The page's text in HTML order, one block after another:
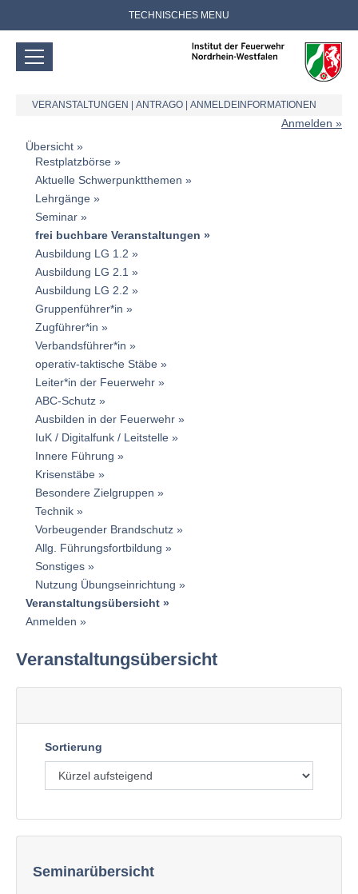
TECHNISCHES MENU
VERANSTALTUNGEN ANTRAGO ANMELDEINFORMATIONEN
Anmelden
Übersicht
Restplatzbörse
Aktuelle Schwerpunktthemen
Lehrgänge
Seminar
frei buchbare Veranstaltungen
Ausbildung LG 1.2
Ausbildung LG 2.1
Ausbildung LG 2.2
Gruppenführer*in
Zugführer*in
Verbandsführer*in
operativ-taktische Stäbe
Leiter*in der Feuerwehr
ABC-Schutz
Ausbilden in der Feuerwehr
IuK / Digitalfunk / Leitstelle
Innere Führung
Krisenstäbe
Besondere Zielgruppen
Technik
Vorbeugender Brandschutz
Allg. Führungsfortbildung
Sonstiges
Nutzung Übungseinrichtung
Veranstaltungsübersicht
Anmelden
Veranstaltungsübersicht
Sortierung
Seminarübersicht